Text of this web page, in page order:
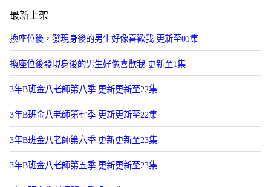
最新上架
換座位後，發現身後的男生好像喜歡我 更新至01集
換座位後發現身後的男生好像喜歡我 更新至1集
3年B班金八老師第八季 更新更新至22集
3年B班金八老師第七季 更新更新至22集
3年B班金八老師第六季 更新更新至23集
3年B班金八老師第五季 更新更新至23集